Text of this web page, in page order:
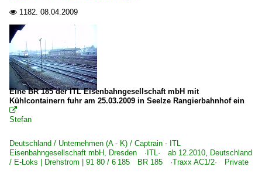
 1182. 08.04.2009
Eine BR 185 der ITL Eisenbahngesellschaft mbH mit
Kühlcontainern fuhr am 25.03.2009 in Seelze Rangierbahnhof ein

Stefan
Deutschland / Unternehmen (A - K) / Captrain - ITL
Eisenbahngesellschaft mbH, Dresden ·ITL· ab 12.2010, Deutschland
/ E-Loks | Drehstrom | 91 80 / 6 185 BR 185 ·Traxx AC1/2· Private